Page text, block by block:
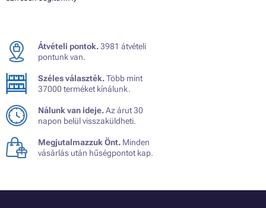
Átvételi pontok.3981 átvételi
pontunk van.
Széles választék.Több mint
37000 terméket kínálunk.
Nálunk van ideje.Az árut 30
napon belül visszaküldheti.
Megjutalmazzuk Önt. Minden
vásárlás után hűségpontot kap.